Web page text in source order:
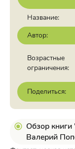
Название:
Автор:
Возрастные
ограничения:
Поделиться:
Обзор книги
Валерий